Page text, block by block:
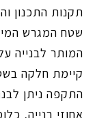
תקנות התכנון
שטח המגרש
המותר לבנייה